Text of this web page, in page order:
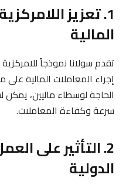
1. تعزيز
المالية
تقدم سولانا نموذجاً
إجراء المعاملات المالية
الحاجة لوسطاء ماليين، يمكن
سرعة وكفاءة المعاملات.
2. التأثير على
الدولية